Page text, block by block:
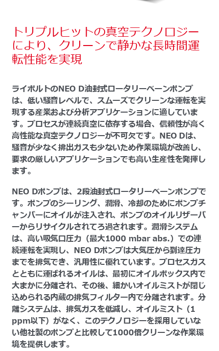
トリプルヒットの真空テクノロジー
により、クリーンで静かな長時間運
転性能を実現
ライボルトのNEO D油封式ロータリーベーンポンプ
は、低い騒音レベルで、スムーズでクリーンな運転を実
現する産業および分析アプリケーションに適していま
す。プロセスが連続真空に依存する場合、信頼性が高く
高性能な真空テクノロジーが不可欠です。NEO Dは、
騒音が少なく排出ガスも少ないため作業環境が改善し、
要求の厳しいアプリケーションでも高い生産性を発揮し
ます。
NEO Dポンプは、2段油封式ロータリーベーンポンプで
す。ポンプのシーリング、潤滑、冷却のためにポンプチ
ャンバーにオイルが注入され、ポンプのオイルリザーバ
ーからリサイクルされてろ過されます。潤滑システム
は、高い吸気口圧力（最大1000 mbar abs.）での連
続運転を実現し、NEO Dポンプは大気圧から到達圧力
までを排気でき、汎用性に優れています。プロセスガス
とともに運ばれるオイルは、最初にオイルボックス内で
大まかに分離され、その後、細かいオイルミストが閉じ
込められる内蔵の排気フィルター内で分離されます。分
離システムは、排気ガスを低減し、オイルミスト（1
ppm以下）がなく、このテクノロジーを採用していな
い他社製のポンプと比較して1000倍クリーンな作業環
境を提供します。